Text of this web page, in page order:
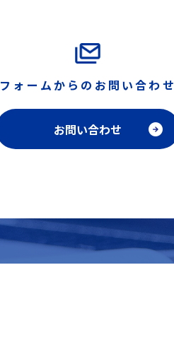
フォームからのお問い合わせ
お問い合わせ